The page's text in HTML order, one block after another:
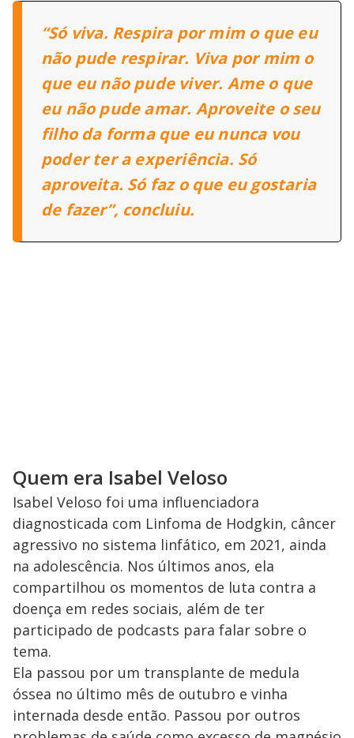
“Só viva. Respira por mim o que eu
não pude respirar. Viva por mim o
que eu não pude viver. Ame o que
eu não pude amar. Aproveite o seu
filho da forma que eu nunca vou
poder ter a experiência. Só
aproveita. Só faz o que eu gostaria
de fazer”, concluiu.
Quem era Isabel Veloso
Isabel Veloso foi uma influenciadora
diagnosticada com Linfoma de Hodgkin, câncer
agressivo no sistema linfático, em 2021, ainda
na adolescência. Nos últimos anos, ela
compartilhou os momentos de luta contra a
doença em redes sociais, além de ter
participado de podcasts para falar sobre o
tema.
Ela passou por um transplante de medula
óssea no último mês de outubro e vinha
internada desde então. Passou por outros